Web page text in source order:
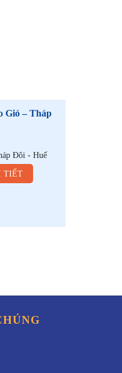
Gió – Tháp
Đôi - Huế
TIẾT